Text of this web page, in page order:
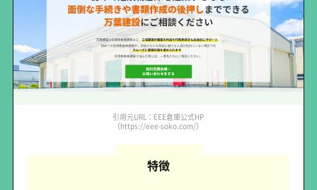
引用元URL：EEE倉庫公式HP
（https://eee-soko.com/）
特徴